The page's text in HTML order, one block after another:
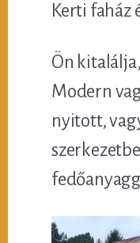
Kerti faház
Ön
Modern
nyitott,